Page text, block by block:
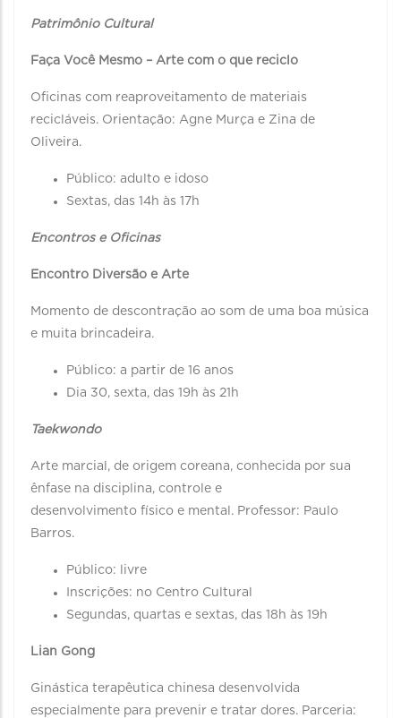
Patrimônio Cultural
Faça Você Mesmo – Arte com o que reciclo
Oficinas com reaproveitamento de materiais
recicláveis. Orientação: Agne Murça e Zina de
Oliveira.
Público: adulto e idoso
Sextas, das 14h às 17h
Encontros e Oficinas
Encontro Diversão e Arte
Momento de descontração ao som de uma boa música
e muita brincadeira.
Público: a partir de 16 anos
Dia 30, sexta, das 19h às 21h
Taekwondo
Arte marcial, de origem coreana, conhecida por sua
ênfase na disciplina, controle e
desenvolvimento físico e mental. Professor: Paulo
Barros.
Público: livre
Inscrições: no Centro Cultural
Segundas, quartas e sextas, das 18h às 19h
Lian Gong
Ginástica terapêutica chinesa desenvolvida
especialmente para prevenir e tratar dores. Parceria: